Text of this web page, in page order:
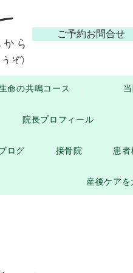
ご予約お問合せ
ら
ぞ）
命の共鳴コース
院長プロフィール
ログ 接骨院 患
産後ケアを